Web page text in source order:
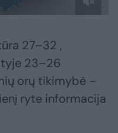
27–32 ,
23–26
orų tikimybė –
ryte informacija